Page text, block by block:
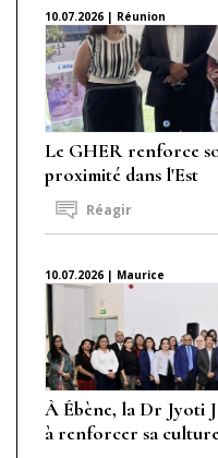
10.07.2026 | Réunion
Le GHER renforce
proximité dans l'Est
Réagir
10.07.2026 | Maurice
À Ébène, la Dr Jyoti
à renforcer sa